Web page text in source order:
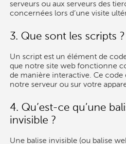
serveurs ou aux serveurs des
concernées lors d’une visite
3. Que sont les scripts ?
Un script est un élément de
que notre site web fonctionne
de manière interactive. Ce code
notre serveur ou sur votre
4. Qu’est-ce qu’une
invisible ?
Une balise invisible (ou balise